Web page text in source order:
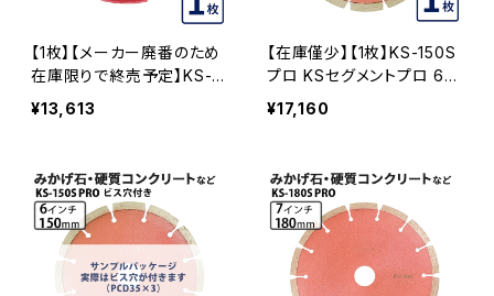
【1枚】【メーカー廃番のため
在庫限りで終売予定】KS-1
25Sプロ 22穴 内径22mm
オフセットタイプ(ハットタイ
ンチ 125mm みかげ石・硬
質コンクリートなど (ks-12
5spro-of22)ダイヤモンド
カッター 刃キワ切り コーナ
ーカット 水平切断 KS-125
SPRO-OF22
¥13,613
【在庫僅少】【1枚】KS-150S
プロ KSセグメントプロ 6イ
ンチ 150mm みかげ石・硬
質コンクリートなどの切断
モンドカッター 刃 (ks-150s
pro)
¥17,160